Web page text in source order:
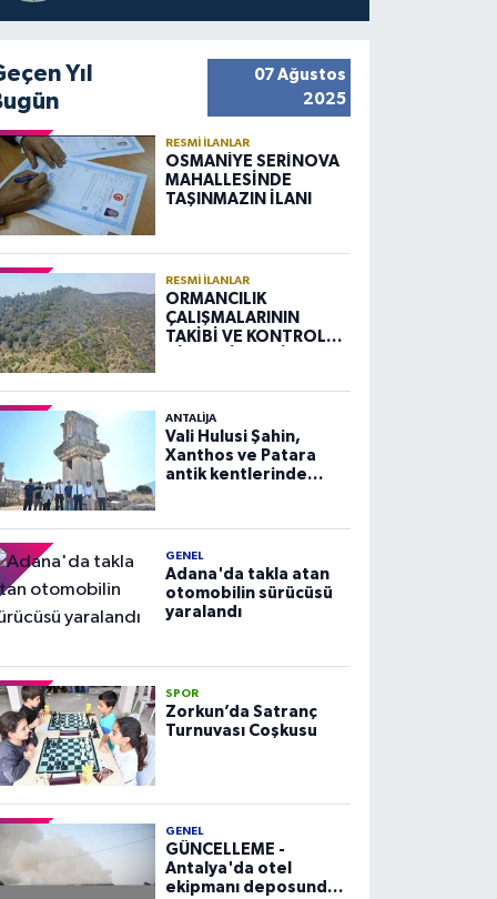
Yıl
07 Ağustos
2025
RESMI İLANLAR
OSMANİYE SERİNOVA
MAHALLESİNDE
TAŞINMAZIN İLANI
RESMI İLANLAR
ORMANCILIK
ÇALIŞMALARININ
TAKİBİ VE KONTROLÜ
ANTALIJA
Vali Hulusi Şahin,
Xanthos ve Patara
antik kentlerinde
GENEL
Adana'da takla atan
otomobilin sürücüsü
yaralandı
SPOR
Zorkun’da Satranç
Turnuvası Coşkusu
GENEL
GÜNCELLEME -
Antalya'da otel
ekipmanı deposunda